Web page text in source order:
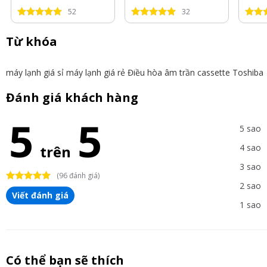
2025
52
2025
32
2025
Từ khóa
máy lạnh giá sỉ máy lạnh giá rẻ Điều hòa âm trần cassette Toshiba
Đánh giá khách hàng
5 trên 5
(96 đánh giá)
Viết đánh giá
5 sao
4 sao
3 sao
2 sao
1 sao
Có thể bạn sẽ thích